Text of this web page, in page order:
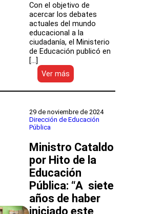
Con el objetivo de
acercar los debates
actuales del mundo
educacional a la
ciudadanía, el Ministerio
de Educación publicó en
[…]
Ver más
Mineduc
presenta
Educación
que
video
podcast
sobre
los
desafíos
del
sector
educativo
29 de noviembre de 2024
Dirección de Educación
Pública
Ministro Cataldo
por Hito de la
Educación
Pública: “A siete
años de haber
iniciado este